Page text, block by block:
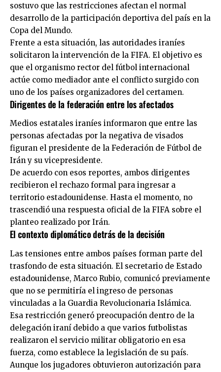
sostuvo que las restricciones afectan el normal
desarrollo de la participación deportiva del país en la
Copa del Mundo.
Frente a esta situación, las autoridades iraníes
solicitaron la intervención de la FIFA. El objetivo es
que el organismo rector del fútbol internacional
actúe como mediador ante el conflicto surgido con
uno de los países organizadores del certamen.
Dirigentes de la federación entre los afectados
Medios estatales iraníes informaron que entre las
personas afectadas por la negativa de visados
figuran el presidente de la Federación de Fútbol de
Irán y su vicepresidente.
De acuerdo con esos reportes, ambos dirigentes
recibieron el rechazo formal para ingresar a
territorio estadounidense. Hasta el momento, no
trascendió una respuesta oficial de la FIFA sobre el
planteo realizado por Irán.
El contexto diplomático detrás de la decisión
Las tensiones entre ambos países forman parte del
trasfondo de esta situación. El secretario de Estado
estadounidense, Marco Rubio, comunicó previamente
que no se permitiría el ingreso de personas
vinculadas a la Guardia Revolucionaria Islámica.
Esa restricción generó preocupación dentro de la
delegación iraní debido a que varios futbolistas
realizaron el servicio militar obligatorio en esa
fuerza, como establece la legislación de su país.
Aunque los jugadores obtuvieron autorización para